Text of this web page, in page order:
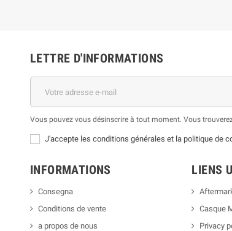
LETTRE D'INFORMATIONS
Vous pouvez vous désinscrire à tout moment. Vous
J'accepte les conditions générales et la politique de
INFORMATIONS
Consegna
Conditions de vente
a propos de nous
LIENS
Casque
Privacy